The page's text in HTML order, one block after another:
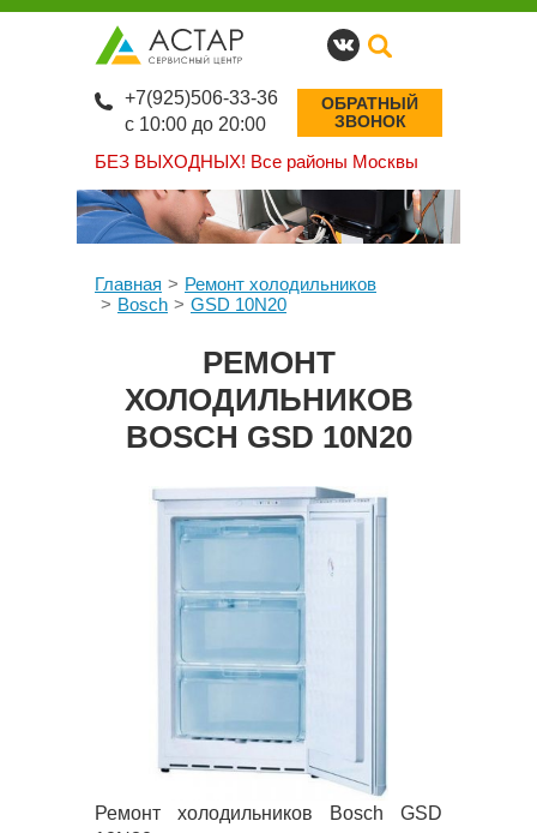
БЕЗ ВЫХОДНЫХ! Все районы Москвы
+7(925)506-33-36
с 10:00 до 20:00
ОБРАТНЫЙ
ЗВОНОК
Главная
Ремонт холодильников
Bosch
GSD 10N20
РЕМОНТ
ХОЛОДИЛЬНИКОВ
BOSCH GSD 10N20
Ремонт холодильников Bosch GSD